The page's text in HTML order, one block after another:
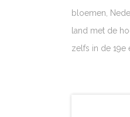
bloemen,
land met de
zelfs in de 19e